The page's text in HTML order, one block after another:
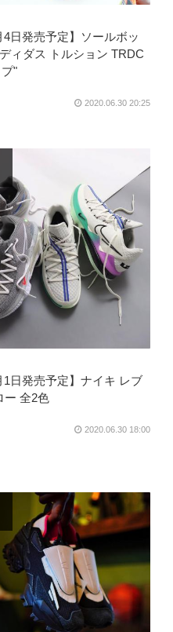
4日発売予定】ソールボッ
ィダス トルション TRDC
"
2020.06.30 20:25
1日発売予定】ナイキ レブ
ー 全2色
2020.06.30 18:00